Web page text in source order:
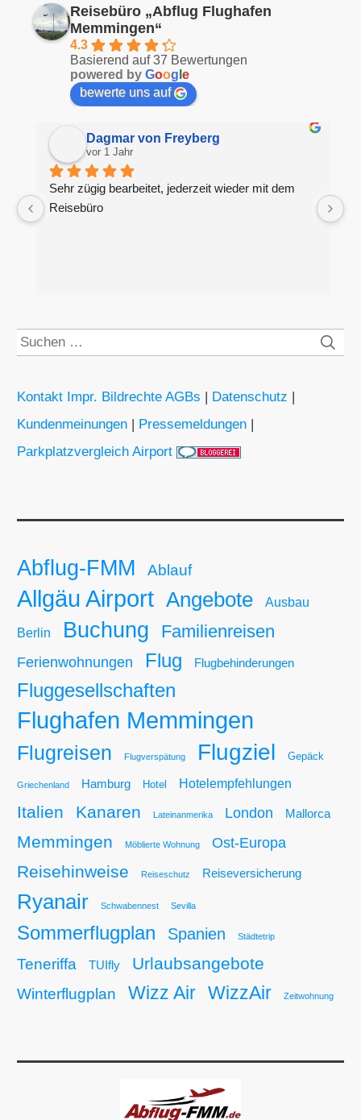
Reisebüro „Abflug Flughafen
Memmingen“
4.3
Basierend auf 37 Bewertungen
powered by Goog e
bewerte uns auf
Dagmar von Freyberg
vor 1 Jahr
Sehr zügig bearbeitet, jederzeit wieder mit dem
Reisebüro
Suchen
Kontakt Impr. Bildrechte AGBs
Datenschutz
Kundenmeinungen
Pressemeldungen
Parkplatzvergleich Airport
Abflug-FMM Ablauf
Allgäu Airport Angebote Ausbau
Berlin Buchung Familienreisen
Ferienwohnungen Flug Flugbehinderungen
Fluggesellschaften
Flughafen Memmingen
Flugreisen Flugverspätung Flugziel Gepäck
Griechenland Hamburg Hotel Hotelempfehlungen
Italien Kanaren Lateinanmerika London Mallorca
Memmingen Möblierte Wohnung Ost-Europa
Reisehinweise Reiseschutz Reiseversicherung
Ryanair Schwabennest Sevilla
Sommerflugplan Spanien Städtetrip
Teneriffa TUIfly Urlaubsangebote
Winterflugplan Wizz Air WizzAir Zeitwohnung